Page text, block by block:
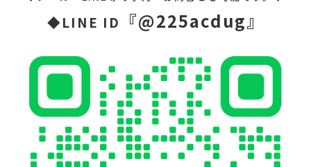
◆LINE ID 『@225acdug』